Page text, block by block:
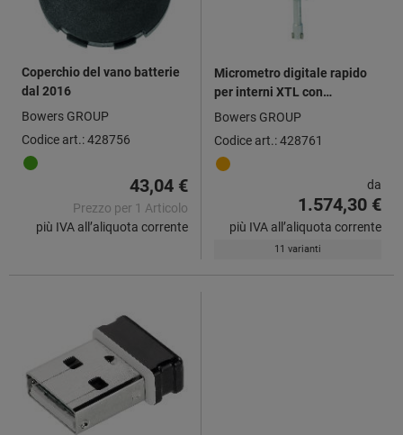
Coperchio del vano batterie
dal 2016
Bowers GROUP
Codice art.: 428756
43,04 €
Prezzo per 1 Articolo
più IVA all’aliquota corrente
Micrometro digitale rapido
per interni XTL con
Bluetooth®
Bowers GROUP
Codice art.: 428761
da
1.574,30 €
più IVA all’aliquota corrente
11 varianti